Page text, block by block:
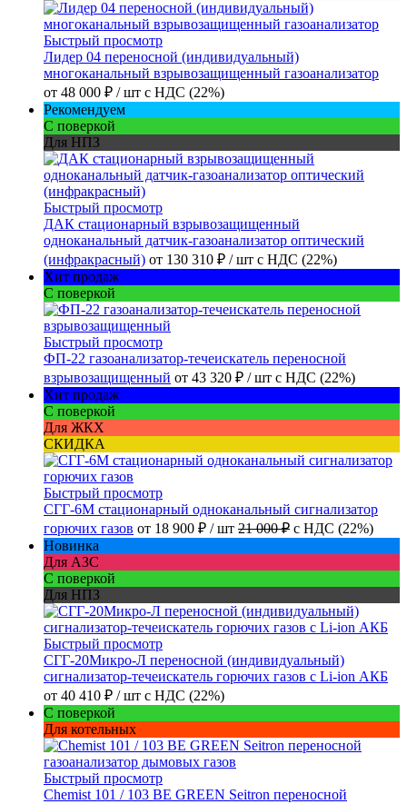
Быстрый просмотр
Лидер 04 переносной (индивидуальный)
многоканальный взрывозащищенный газоанализатор
от 48 000 ₽ / шт с НДС (22%)
Рекомендуем
С поверкой
Для НПЗ
Быстрый просмотр
ДАК стационарный взрывозащищенный
одноканальный датчик-газоанализатор оптический
(инфракрасный) от 130 310 ₽ / шт с НДС (22%)
Хит продаж
С поверкой
Быстрый просмотр
ФП-22 газоанализатор-течеискатель переносной
взрывозащищенный от 43 320 ₽ / шт с НДС (22%)
Хит продаж
С поверкой
Для ЖКХ
СКИДКА
Быстрый просмотр
СГГ-6М стационарный одноканальный сигнализатор
горючих газов от 18 900 ₽ / шт 21 000 ₽ с НДС (22%)
Новинка
Для АЗС
С поверкой
Для НПЗ
Быстрый просмотр
СГГ-20Микро-Л переносной (индивидуальный)
сигнализатор-течеискатель горючих газов с Li-ion АКБ
от 40 410 ₽ / шт с НДС (22%)
С поверкой
Для котельных
Быстрый просмотр
Chemist 101 / 103 BE GREEN Seitron переносной